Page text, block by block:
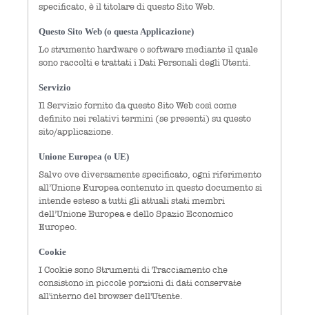
specificato, è il titolare di questo Sito Web.
Questo Sito Web (o questa Applicazione)
Lo strumento hardware o software mediante il quale
sono raccolti e trattati i Dati Personali degli Utenti.
Servizio
Il Servizio fornito da questo Sito Web così come
definito nei relativi termini (se presenti) su questo
sito/applicazione.
Unione Europea (o UE)
Salvo ove diversamente specificato, ogni riferimento
all’Unione Europea contenuto in questo documento si
intende esteso a tutti gli attuali stati membri
dell’Unione Europea e dello Spazio Economico
Europeo.
Cookie
I Cookie sono Strumenti di Tracciamento che
consistono in piccole porzioni di dati conservate
all'interno del browser dell'Utente.